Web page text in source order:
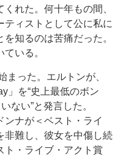
れた。何十年もの間、
ティストとして公に私に
知るのは苦痛だった。
いる。
った。エルトンが、
」を“史上最低のボン
ない”と発言した。
ンナが＜ベスト・ライ
非難し、彼女を中傷し続
ト・ライブ・アクト賞